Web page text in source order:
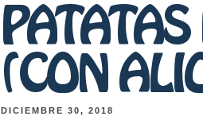
PATATAS
(CON
DICIEMBRE 30, 2018